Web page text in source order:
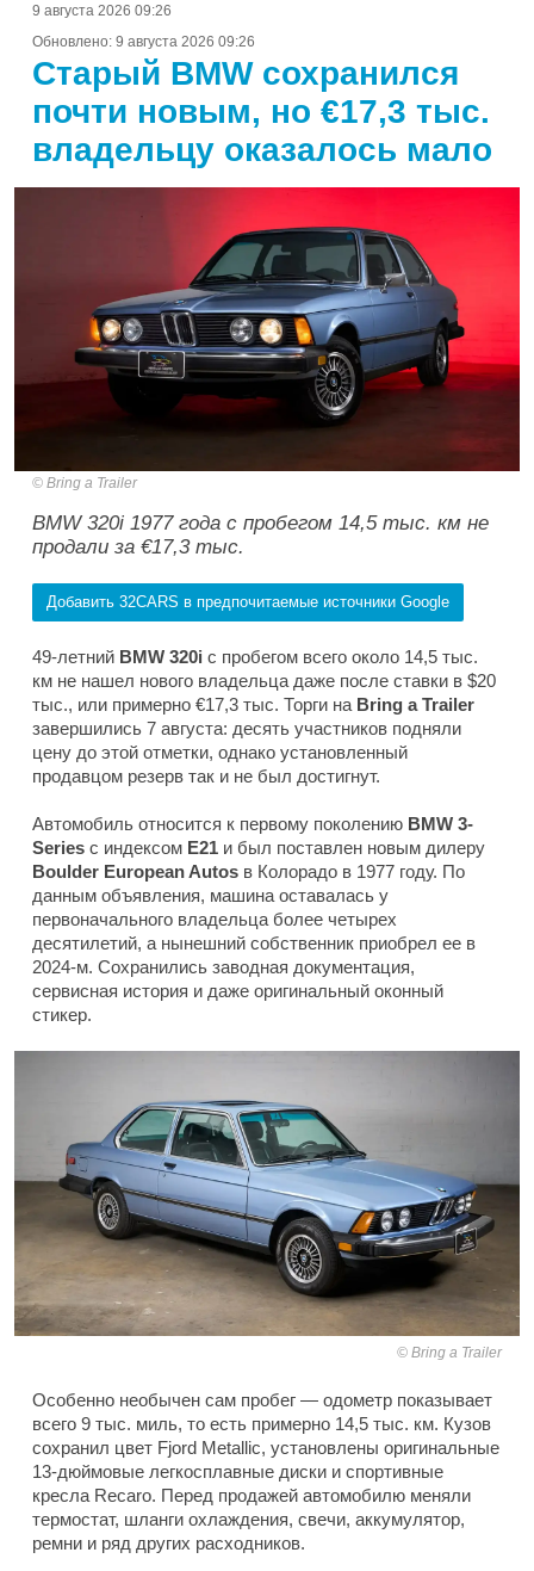
9 августа 2026 09:26
Обновлено: 9 августа 2026 09:26
Старый BMW сохранился
почти новым, но €17,3 тыс.
владельцу оказалось мало
Bring a Trailer
BMW 320i 1977 года с пробегом 14,5 тыс. км не
продали за €17,3 тыс.
Добавить 32CARS в предпочитаемые источники Google
49-летний BMW 320i с пробегом всего около 14,5 тыс.
км не нашел нового владельца даже после ставки в $20
тыс., или примерно €17,3 тыс. Торги на Bring a Trailer
завершились 7 августа: десять участников подняли
цену до этой отметки, однако установленный
продавцом резерв так и не был достигнут.
Автомобиль относится к первому поколению BMW 3-
Series с индексом E21 и был поставлен новым дилеру
Boulder European Autos в Колорадо в 1977 году. По
данным объявления, машина оставалась у
первоначального владельца более четырех
десятилетий, а нынешний собственник приобрел ее в
2024-м. Сохранились заводная документация,
сервисная история и даже оригинальный оконный
стикер.
Bring a Trailer
Особенно необычен сам пробег — одометр показывает
всего 9 тыс. миль, то есть примерно 14,5 тыс. км. Кузов
сохранил цвет Fjord Metallic, установлены оригинальные
13-дюймовые легкосплавные диски и спортивные
кресла Recaro. Перед продажей автомобилю меняли
термостат, шланги охлаждения, свечи, аккумулятор,
ремни и ряд других расходников.